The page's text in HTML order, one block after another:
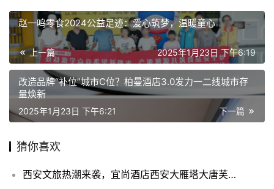
赵一鸣零食2024公益足迹：爱心筑梦，温暖童心
上一篇 2025年1月23日 下午6:19
改造品牌“补位”城市C位？柏曼酒店3.0发力一二线城市存
量焕新
下一篇
2025年1月23日 下午6:21
猜你喜欢
西安文旅热潮来袭，宜尚酒店西安大雁塔大唐芙蓉园店开业即满房